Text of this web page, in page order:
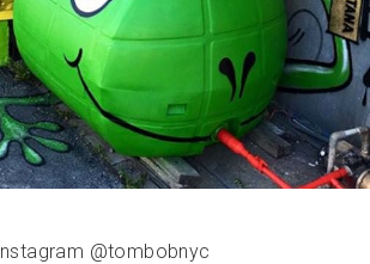
Instagram @tombobnyc